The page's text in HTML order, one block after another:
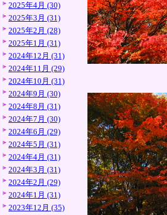
2025年4月 (30)
2025年3月 (31)
2025年2月 (28)
2025年1月 (31)
2024年12月 (31)
2024年11月 (29)
2024年10月 (31)
2024年9月 (30)
2024年8月 (31)
2024年7月 (30)
2024年6月 (29)
2024年5月 (31)
2024年4月 (31)
2024年3月 (31)
2024年2月 (29)
2024年1月 (31)
2023年12月 (35)